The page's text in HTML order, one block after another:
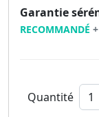
Garantie
RECOMMANDÉ
Quantité